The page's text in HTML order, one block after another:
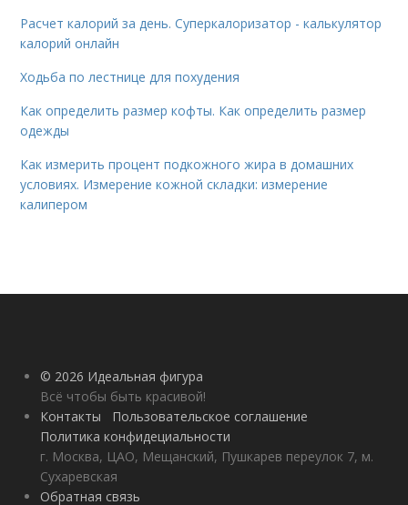
Расчет калорий за день. Суперкалоризатор - калькулятор
калорий онлайн
Ходьба по лестнице для похудения
Как определить размер кофты. Как определить размер
одежды
Как измерить процент подкожного жира в домашних
условиях. Измерение кожной складки: измерение
калипером
© 2026 Идеальная фигура
Всё чтобы быть красивой!
Контакты
Пользовательское соглашение
Политика конфидециальности
г. Москва, ЦАО, Мещанский, Пушкарев переулок 7, м.
Сухаревская
Обратная связь